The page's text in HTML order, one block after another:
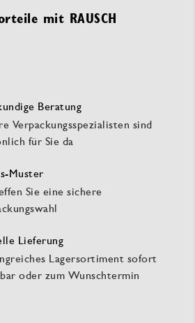
mit RAUSCH
Beratung
Verpackungsspezialisten sind
für Sie da
Muster
Sie eine sichere
Lieferung
Lagersortiment sofort
oder zum Wunschtermin